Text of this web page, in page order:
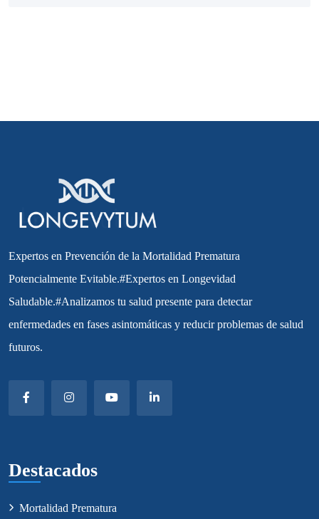
Expertos en Prevención de la Mortalidad Prematura
Potencialmente Evitable.#Expertos en Longevidad
Saludable.#Analizamos tu salud presente para detectar
enfermedades en fases asintomáticas y reducir problemas de salud
futuros.
Destacados
Mortalidad Prematura